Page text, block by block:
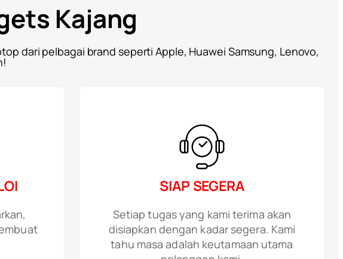
Kajang
dari pelbagai brand seperti Apple, Huawei Samsung, Lenovo,
SIAP SEGERA
Setiap tugas yang kami terima akan
disiapkan dengan kadar segera. Kami
tahu masa adalah keutamaan utama